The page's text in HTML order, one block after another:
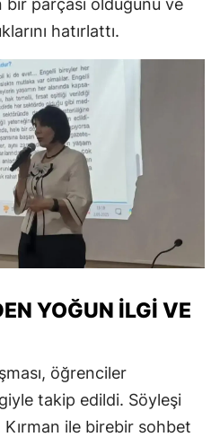
parçası olduğunu ve
hatırlattı.
YOĞUN İLGI VE
öğrenciler
takip edildi. Söyleşi
ile birebir sohbet